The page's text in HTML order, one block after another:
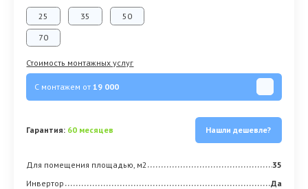
25 35 50
70
Стоимость монтажных услуг
С монтажем от19 000
Гарантия: 60 месяцев Нашли дешевле?
Для помещения площадью, м2
35
Инвертор
Да